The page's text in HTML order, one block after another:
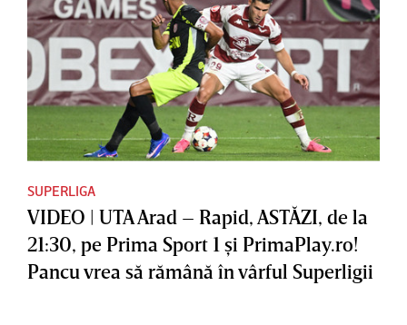
SUPERLIGA
VIDEO | UTA Arad – Rapid, ASTĂZI, de la
21:30, pe Prima Sport 1 şi PrimaPlay.ro!
Pancu vrea să rămână în vârful Superligii